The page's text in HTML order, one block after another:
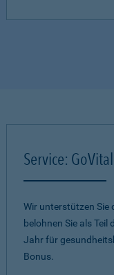
Service:
Wir unterstützen Sie
belohnen Sie als
Jahr für
Bonus.